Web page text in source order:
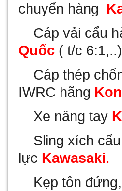
chuyển hàng
Cáp vải cẩu
Quốc ( t/c
Cáp thép
IWRC hãng
Xe nâng tay
Sling xích
lực Kawasaki.
Kẹp tôn